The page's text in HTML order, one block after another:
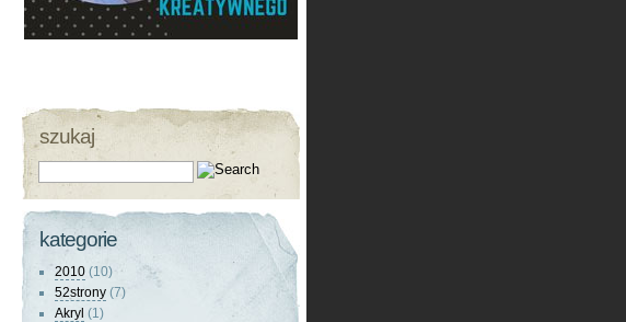
szukaj
kategorie
2010 (10)
52strony (7)
Akryl (1)